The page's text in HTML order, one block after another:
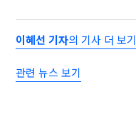
이혜선 기자의 기사 더 보기
관련 뉴스 보기